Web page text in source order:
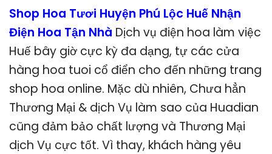
Shop Hoa Tươi Huyện Phú Lộc Huế Nhận
Điện Hoa Tận Nhà Dịch vụ điện hoa làm việc
Huế bây giờ cực kỳ đa dạng, tự các cửa
hàng hoa tuoi cổ điển cho đến những trang
shop hoa online. Mặc dù nhiên, Chưa hẳn
Thương Mại & dịch Vụ làm sao của Huadian
cũng đảm bảo chất lượng và Thương Mại
dịch Vụ cực tốt. Vì thay, khách hàng yêu